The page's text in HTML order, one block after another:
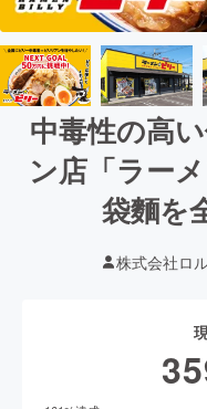
中毒性の高
ン店「ラー
袋麵を
株式会社ロ